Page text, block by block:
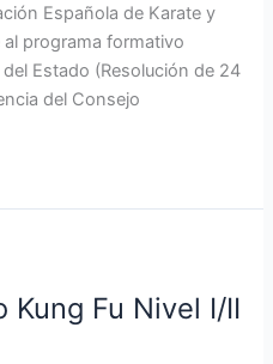
Española de Karate y
programa formativo
Estado (Resolución de 24
del Consejo
Kung Fu Nivel I/II